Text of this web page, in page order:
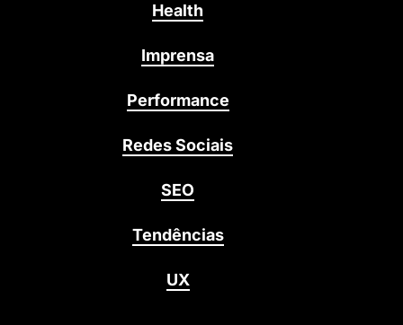
Health
Imprensa
Performance
Redes Sociais
SEO
Tendências
UX